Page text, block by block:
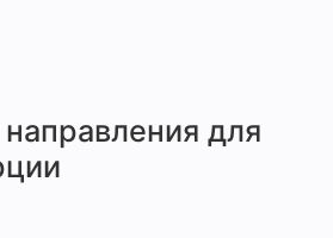
для